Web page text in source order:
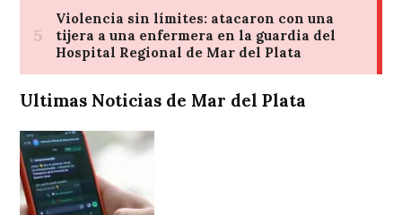
Ultimas Noticias de Mar del Plata